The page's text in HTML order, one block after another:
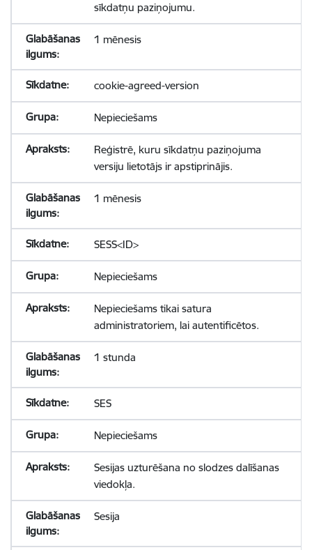
sīkdatņu paziņojumu.
1 mēnesis
cookie-agreed-version
Nepieciešams
Reģistrē, kuru sīkdatņu paziņojuma
versiju lietotājs ir apstiprinājis.
1 mēnesis
SESS<ID>
Nepieciešams
Nepieciešams tikai satura
administratoriem, lai autentificētos.
1 stunda
SES
Nepieciešams
Sesijas uzturēšana no slodzes dalīšanas
viedokļa.
Sesija